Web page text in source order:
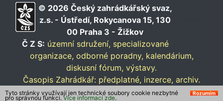
© 2026 Český zahrádkářský svaz,
z.s. - Ústředí, Rokycanova 15, 130
00 Praha 3 - Žižkov
Č Z S: územní sdružení, specializované
organizace, odborné poradny, kalendárium,
diskusní fórum, výstavy.
Časopis Zahrádkář: předplatné, inzerce, archiv.
interní
Rozumím
Tyto stránky využívají jen technické soubory cookie nezbytné
pro správnou funkci. Více informací zde.